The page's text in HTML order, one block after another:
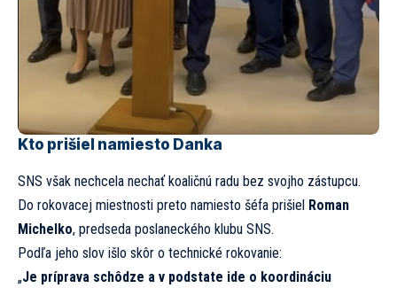
Kto prišiel namiesto Danka
SNS však nechcela nechať koaličnú radu bez svojho zástupcu.
Do rokovacej miestnosti preto namiesto šéfa prišiel Roman
Michelko, predseda poslaneckého klubu SNS.
Podľa jeho slov išlo skôr o technické rokovanie:
„Je príprava schôdze a v podstate ide o koordináciu